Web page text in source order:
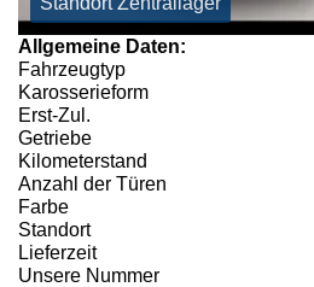
Allgemeine Daten:
Fahrzeugtyp
Karosserieform
Erst-Zul.
Getriebe
Kilometerstand
Anzahl der Türen
Farbe
Standort
Lieferzeit
Unsere Nummer